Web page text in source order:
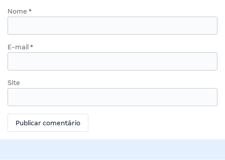
Nome *
E-mail *
Site